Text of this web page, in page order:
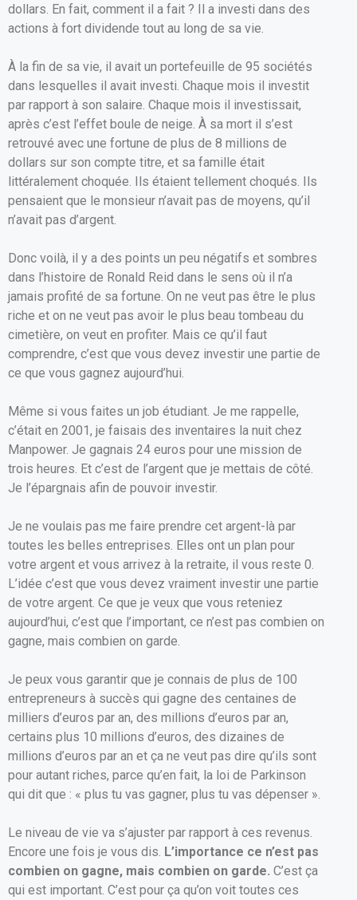
dollars. En fait, comment il a fait ? Il a investi dans des
actions à fort dividende tout au long de sa vie.
À la fin de sa vie, il avait un portefeuille de 95 sociétés
dans lesquelles il avait investi. Chaque mois il investit
par rapport à son salaire. Chaque mois il investissait,
après c’est l’effet boule de neige. À sa mort il s’est
retrouvé avec une fortune de plus de 8 millions de
dollars sur son compte titre, et sa famille était
littéralement choquée. Ils étaient tellement choqués. Ils
pensaient que le monsieur n’avait pas de moyens, qu’il
n’avait pas d’argent.
Donc voilà, il y a des points un peu négatifs et sombres
dans l’histoire de Ronald Reid dans le sens où il n’a
jamais profité de sa fortune. On ne veut pas être le plus
riche et on ne veut pas avoir le plus beau tombeau du
cimetière, on veut en profiter. Mais ce qu’il faut
comprendre, c’est que vous devez investir une partie de
ce que vous gagnez aujourd’hui.
Même si vous faites un job étudiant. Je me rappelle,
c’était en 2001, je faisais des inventaires la nuit chez
Manpower. Je gagnais 24 euros pour une mission de
trois heures. Et c’est de l’argent que je mettais de côté.
Je l’épargnais afin de pouvoir investir.
Je ne voulais pas me faire prendre cet argent-là par
toutes les belles entreprises. Elles ont un plan pour
votre argent et vous arrivez à la retraite, il vous reste 0.
L’idée c’est que vous devez vraiment investir une partie
de votre argent. Ce que je veux que vous reteniez
aujourd’hui, c’est que l’important, ce n’est pas combien on
gagne, mais combien on garde.
Je peux vous garantir que je connais de plus de 100
entrepreneurs à succès qui gagne des centaines de
milliers d’euros par an, des millions d’euros par an,
certains plus 10 millions d’euros, des dizaines de
millions d’euros par an et ça ne veut pas dire qu’ils sont
pour autant riches, parce qu’en fait, la loi de Parkinson
qui dit que : « plus tu vas gagner, plus tu vas dépenser ».
Le niveau de vie va s’ajuster par rapport à ces revenus.
Encore une fois je vous dis. L’importance ce n’est pas
combien on gagne, mais combien on garde. C’est ça
qui est important. C’est pour ça qu’on voit toutes ces